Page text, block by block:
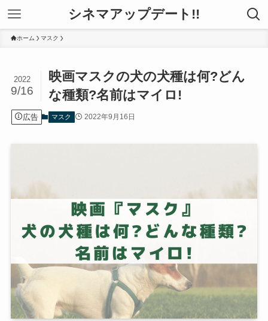
シネマアップデート!!
ホーム マスク
映画マスクの犬の犬種は何?どん
な種類?名前はマイロ!
2022
9/16
広告 マスク 2022年9月16日